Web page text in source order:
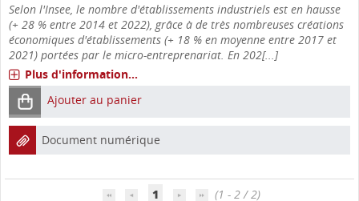
Selon l'Insee, le nombre d'établissements industriels est en hausse
(+ 28 % entre 2014 et 2022), grâce à de très nombreuses créations
économiques d'établissements (+ 18 % en moyenne entre 2017 et
2021) portées par le micro-entreprenariat. En 202[...]
Plus d'information...
Ajouter au panier
Document numérique
1
(1 - 2 / 2)